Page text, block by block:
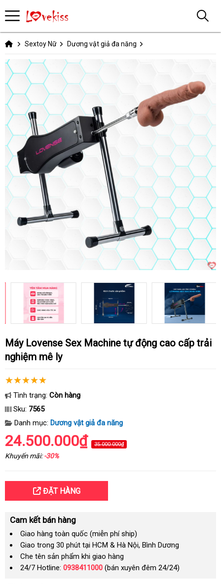
Sextoy Nữ Dương vật giả đa năng
Máy Lovense Sex Machine tự động cao cấp trải
nghiệm mê ly
Tình trạng: Còn hàng
Sku: 7565
Danh mục: Dương vật giả đa năng
24.500.000₫ 35.000.000₫
Khuyến mãi:-30%
ĐẶT HÀNG
Cam kết bán hàng
Giao hàng toàn quốc (miễn phí ship)
Giao trong 30 phút tại HCM & Hà Nội, Bình Dương
Che tên sản phẩm khi giao hàng
24/7 Hotline: 0938411000 (bán xuyên đêm 24/24)